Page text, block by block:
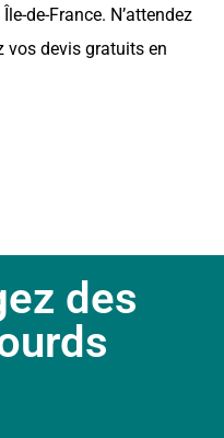
de-France. N’attendez
vos devis gratuits en
des